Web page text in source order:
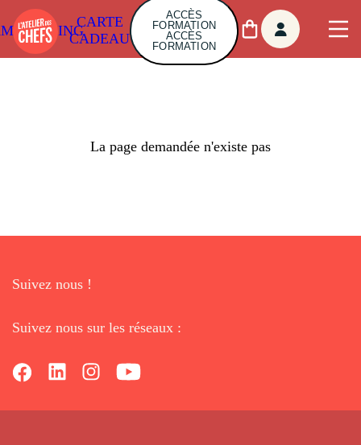
CARTE
CADEAU
ACCÈS
FORMATION
ACCÈS
FORMATION
La page demandée n'existe pas
Suivez nous !
Suivez nous sur les réseaux :